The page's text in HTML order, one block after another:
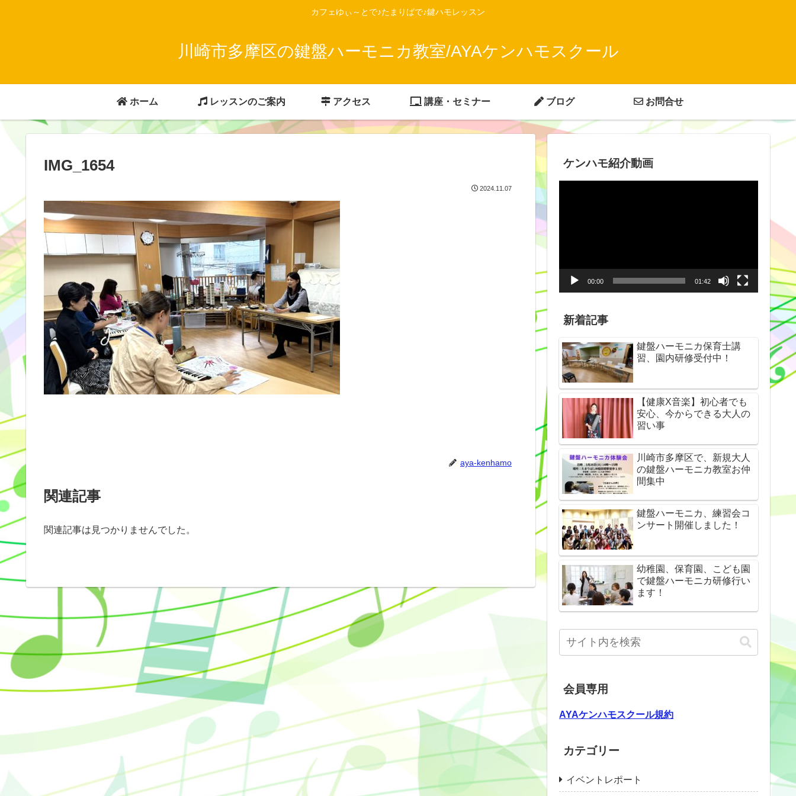
カフェゆぃ～とで♪たまりばで♪鍵ハモレッスン
川崎市多摩区の鍵盤ハーモニカ教室/AYAケンハモスクール
ホーム レッスンのご案内 アクセス 講座・セミナー ブログ お問合せ
IMG_1654
2024.11.07
aya-kenhamo
関連記事
関連記事は見つかりませんでした。
ケンハモ紹介動画
ヤ
00:00 01:42
新着記事
鍵盤ハーモニカ保育士講
習、園内研修受付中！
【健康X音楽】初心者でも
安心、今からできる大人の
習い事
川崎市多摩区で、新規大人
の鍵盤ハーモニカ教室お仲
間集中
鍵盤ハーモニカ、練習会コ
ンサート開催しました！
幼稚園、保育園、こども園
で鍵盤ハーモニカ研修行い
ます！
会員専用
AYAケンハモスクール規約
カテゴリー
イベントレポート